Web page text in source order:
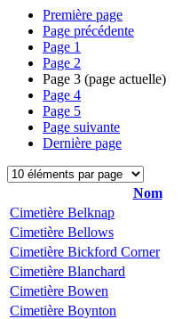
Première page
Page précédente
Page 1
Page 2
Page 3 (page actuelle)
Page 4
Page 5
Page suivante
Dernière page
Nom
Cimetière Belknap
Cimetière Bellows
Cimetière Bickford Corner
Cimetière Blanchard
Cimetière Bowen
Cimetière Boynton